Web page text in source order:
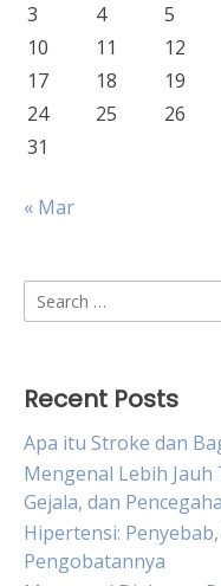
3
4 5
10
11 12
17
18 19
24
25 26
31
« Mar
Search
for:
Recent Posts
Apa itu Stroke dan
Mengenal Lebih
Gejala, dan
Hipertensi:
Pengobatannya